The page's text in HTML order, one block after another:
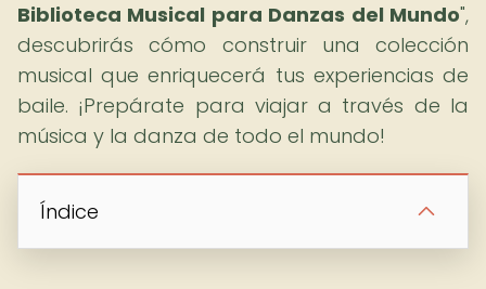
Biblioteca Musical para Danzas del Mundo",
descubrirás cómo construir una colección
musical que enriquecerá tus experiencias de
baile. ¡Prepárate para viajar a través de la
música y la danza de todo el mundo!
Índice